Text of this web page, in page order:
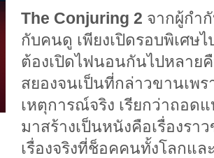
The Conjuring 2 จากผู้กำ
กับคนดู เพียงเปิดรอบพิเศษ
ต้องเปิดไฟนอนกันไปหลาย
สยองจนเป็นที่กล่าวขานเพ
เหตุการณ์จริง เรียกว่าถอด
มาสร้างเป็นหนังคือเรื่องรา
เรื่องจริงที่ช็อคคนทั้งโลกแ